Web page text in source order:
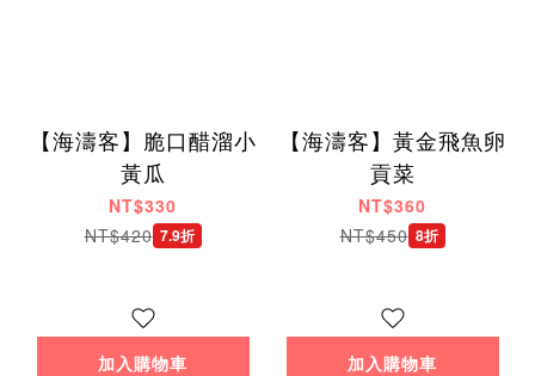
【海濤客】脆口醋溜小
黃瓜
NT$330
NT$420 7.9折
加入購物車
【海濤客】黃金飛魚卵
貢菜
NT$360
NT$450 8折
加入購物車